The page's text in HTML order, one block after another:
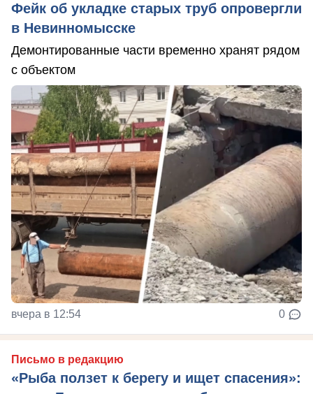
Фейк об укладке старых труб опровергли
в Невинномысске
Демонтированные части временно хранят рядом
с объектом
вчера в 12:54 0
Письмо в редакцию
«Рыба ползет к берегу и ищет спасения»: